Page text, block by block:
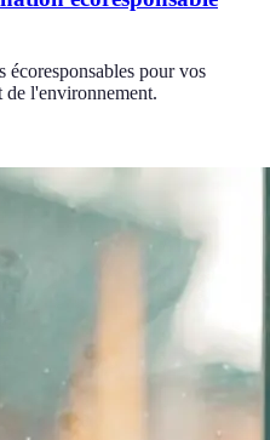
écoresponsables pour vos
de l'environnement.